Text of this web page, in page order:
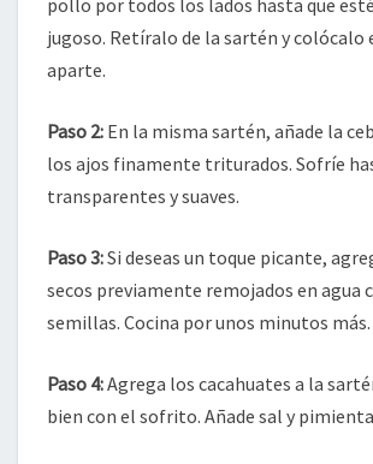
pollo por todos los lados hasta que
jugoso. Retíralo de la sartén y colócalo
aparte.
Paso 2: En la misma sartén, añade la
los ajos finamente triturados. Sofríe
transparentes y suaves.
Paso 3:Si deseas un toque picante,
secos previamente remojados en agua
semillas. Cocina por unos minutos más.
Paso 4:Agrega los cacahuates a la
bien con el sofrito. Añade sal y